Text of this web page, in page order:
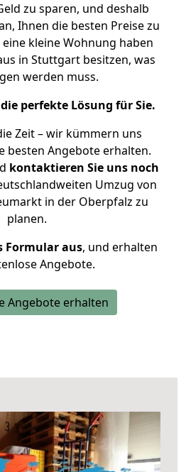
zu sparen, und deshalb
Ihnen die besten Preise zu
kleine Wohnung haben
in Stuttgart besitzen, was
werden muss.
perfekte Lösung für Sie.
Zeit – wir kümmern uns
besten Angebote erhalten.
kontaktieren Sie uns noch
Umzug von
in der Oberpfalz zu
planen.
Formular aus, und erhalten
Angebote.
Angebote erhalten